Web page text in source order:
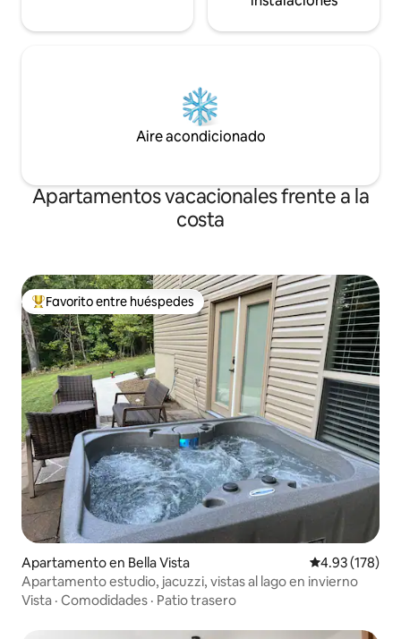
Aire acondicionado
Apartamentos vacacionales frente a la
costa
Favorito entre huéspedes preferido
Favorito entre huéspedes
Apartamento en Bella Vista Calificación
4.93 (178)
Apartamento estudio, jacuzzi, vistas al lago en invierno
Vista · Comodidades · Patio trasero